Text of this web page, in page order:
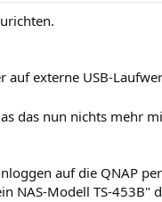
externe USB-
das nun nichts mehr
auf die QNAP per
NAS-Modell TS-